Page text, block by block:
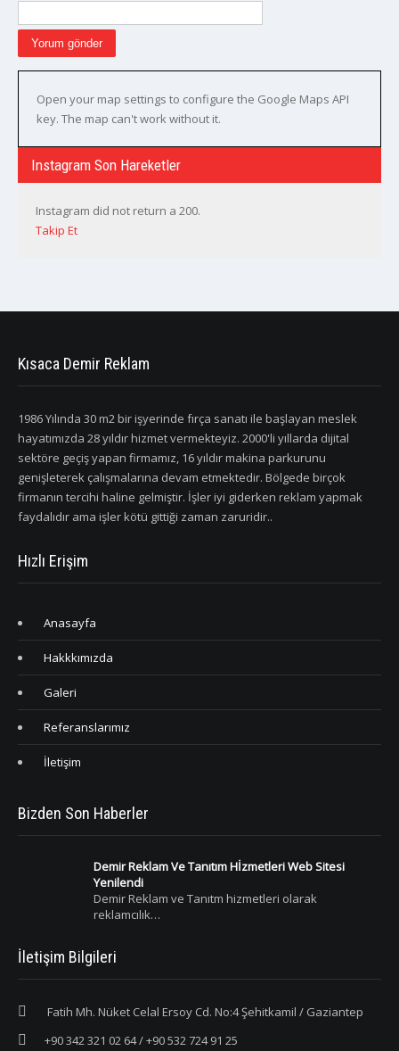
Open your map settings to configure the Google Maps API
key. The map can't work without it.
Instagram Son Hareketler
Instagram did not return a 200.
Takip Et
Kısaca Demir Reklam
1986 Yılında 30 m2 bir işyerinde fırça sanatı ile başlayan meslek
hayatımızda 28 yıldır hizmet vermekteyiz. 2000'li yıllarda dijital
sektöre geçiş yapan firmamız, 16 yıldır makina parkurunu
genişleterek çalışmalarına devam etmektedir. Bölgede birçok
firmanın tercihi haline gelmiştir. İşler iyi giderken reklam yapmak
faydalıdır ama işler kötü gittiği zaman zaruridir..
Hızlı Erişim
Anasayfa
Hakkkımızda
Galeri
Referanslarımız
İletişim
Bizden Son Haberler
Demir Reklam Ve Tanıtım Hİzmetleri Web Sitesi
Yenilendi
Demir Reklam ve Tanıtm hizmetleri olarak
reklamcılık…
İletişim Bilgileri
Fatih Mh. Nüket Celal Ersoy Cd. No:4 Şehitkamil / Gaziantep
+90 342 321 02 64 / +90 532 724 91 25